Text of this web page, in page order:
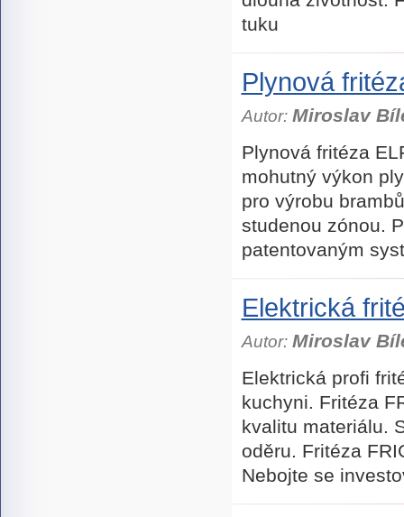
tuku
Plynová
Autor: Miroslav
Plynová fritéza
mohutný výkon
pro výrobu
studenou zónou.
patentovaným
Elektrická
Autor: Miroslav
Elektrická profi
kuchyni. Fritéza
kvalitu materiálu.
oděru. Fritéza
Nebojte se